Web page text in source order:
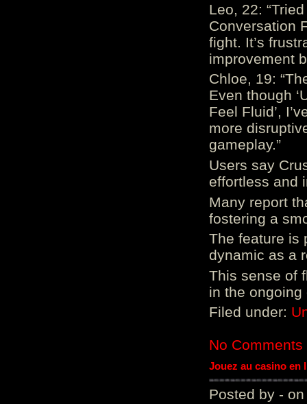
Leo, 22:
Conversation
fight. It’s
improvement
Chloe, 19:
Even though
Feel Fluid’,
more
gameplay.”
Users say
effortless and
Many report
fostering a
The feature is
dynamic as a
This sense of
in the ongoing
Filed under:
No Comments
Jouez au casino en
Posted by - on